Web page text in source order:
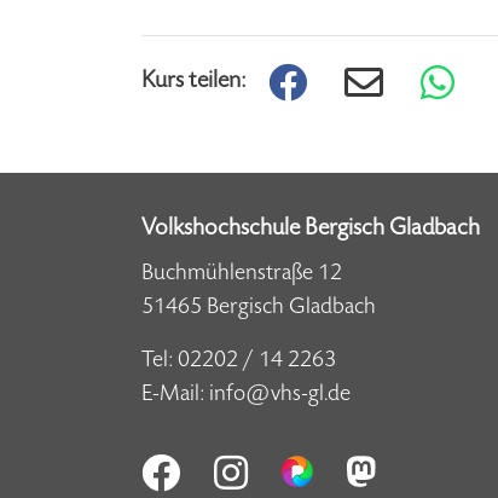
Kurs teilen:
Volkshochschule Bergisch Gladbach
Buchmühlenstraße 12
51465 Bergisch Gladbach
Tel: 02202 / 14 2263
E-Mail: info@vhs-gl.de